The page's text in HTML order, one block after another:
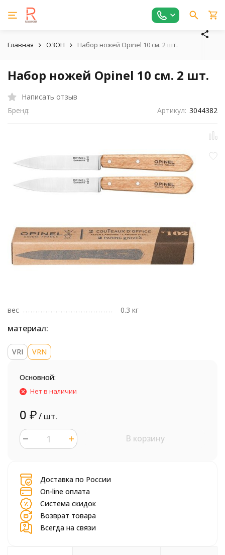
Главная ОЗОН Набор ножей Opinel 10 см. 2 шт.
Набор ножей Opinel 10 см. 2 шт.
Написать отзыв
Бренд:
Артикул: 3044382
вес 0.3 кг
материал:
VRI VRN
Основной:
Нет в наличии
0 ₽/ шт.
В корзину
Доставка по России
On-line оплата
Система скидок
Возврат товара
Всегда на связи